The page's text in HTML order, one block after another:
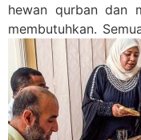
hewan qurban dan
membutuhkan.